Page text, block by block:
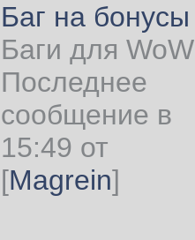
Баг на бонусы
Баги для WoW
Последнее
сообщение в
15:49 от
[Magrein]